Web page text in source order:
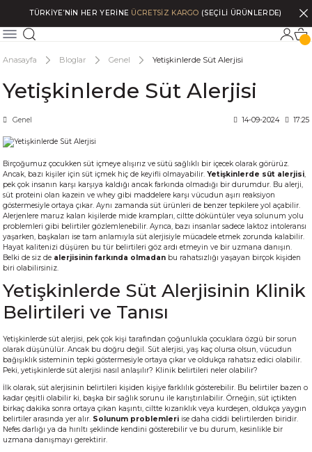
TÜRKİYE’NİN HER YERİNE ÜCRETSİZ KARGO (SEÇİLİ ÜRÜNLERDE)
Anasayfa Bloglar Genel Yetişkinlerde Süt Alerjisi
Yetişkinlerde Süt Alerjisi
Genel 14-09-2024 17:25
Birçoğumuz çocukken süt içmeye alışırız ve sütü sağlıklı bir içecek olarak görürüz.
Ancak, bazı kişiler için süt içmek hiç de keyifli olmayabilir. Yetişkinlerde süt alerjisi,
pek çok insanın karşı karşıya kaldığı ancak farkında olmadığı bir durumdur. Bu alerji,
süt proteini olan kazein ve whey gibi maddelere karşı vücudun aşırı reaksiyon
göstermesiyle ortaya çıkar. Aynı zamanda süt ürünleri de benzer tepkilere yol açabilir.
Alerjenlere maruz kalan kişilerde mide krampları, ciltte döküntüler veya solunum yolu
problemleri gibi belirtiler gözlemlenebilir. Ayrıca, bazı insanlar sadece laktoz intoleransı
yaşarken, başkaları ise tam anlamıyla süt alerjisiyle mücadele etmek zorunda kalabilir.
Hayat kalitenizi düşüren bu tür belirtileri göz ardı etmeyin ve bir uzmana danışın.
Belki de siz de alerjisinin farkında olmadan bu rahatsızlığı yaşayan birçok kişiden
biri olabilirsiniz.
Yetişkinlerde Süt Alerjisinin Klinik
Belirtileri ve Tanısı
Yetişkinlerde süt alerjisi, pek çok kişi tarafından çoğunlukla çocuklara özgü bir sorun
olarak düşünülür. Ancak bu doğru değil. Süt alerjisi, yaş kaç olursa olsun, vücudun
bağışıklık sisteminin tepki göstermesiyle ortaya çıkar ve oldukça rahatsız edici olabilir.
Peki, yetişkinlerde süt alerjisi nasıl anlaşılır? Klinik belirtileri neler olabilir?
İlk olarak, süt alerjisinin belirtileri kişiden kişiye farklılık gösterebilir. Bu belirtiler bazen o
kadar çeşitli olabilir ki, başka bir sağlık sorunu ile karıştırılabilir. Örneğin, süt içtikten
birkaç dakika sonra ortaya çıkan kaşıntı, ciltte kızarıklık veya kurdeşen, oldukça yaygın
belirtiler arasında yer alır. Solunum problemleri ise daha ciddi belirtilerden biridir.
Nefes darlığı ya da hırıltı şeklinde kendini gösterebilir ve bu durum, kesinlikle bir
uzmana danışmayı gerektirir.